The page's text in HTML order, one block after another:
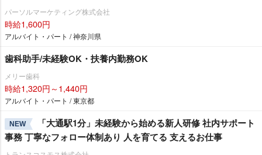
パーソルマーケティング株式会社
時給1,600円
アルバイト・パート / 神奈川県
歯科助手/未経験OK・扶養内勤務OK
メリー歯科
時給1,320円～1,440円
アルバイト・パート / 東京都
NEW
「大通駅1分」未経験から始める新人研修 社内サポート
事務 丁寧なフォロー体制あり 人を育てる 支えるお仕事